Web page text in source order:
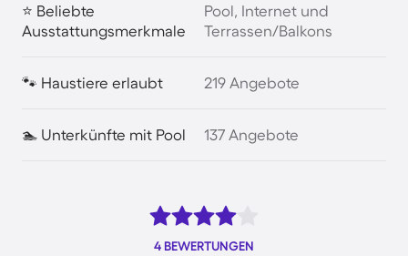
⭐ Beliebte
Ausstattungsmerkmale
Pool, Internet und
Terrassen/Balkons
🐾 Haustiere erlaubt 219 Angebote
🏊 Unterkünfte mit Pool 137 Angebote
4 BEWERTUNGEN